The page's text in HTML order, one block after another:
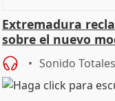
Extremadura
sobre el nuevo
Sonido Totales